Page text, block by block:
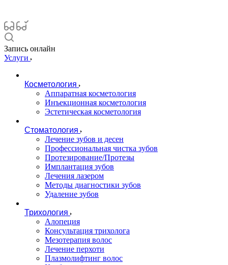
Запись онлайн
Услуги
Косметология
Аппаратная косметология
Инъекционная косметология
Эстетическая косметология
Стоматология
Лечение зубов и десен
Профессиональная чистка зубов
Протезирование/Протезы
Имплантация зубов
Лечения лазером
Методы диагностики зубов
Удаление зубов
Трихология
Алопеция
Консультация трихолога
Мезотерапия волос
Лечение перхоти
Плазмолифтинг волос